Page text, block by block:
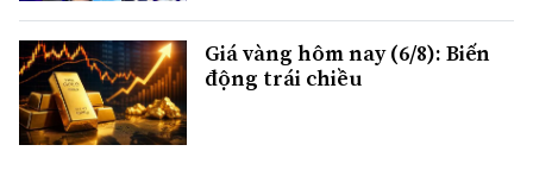
Giá vàng hôm nay (6/8): Biến
động trái chiều